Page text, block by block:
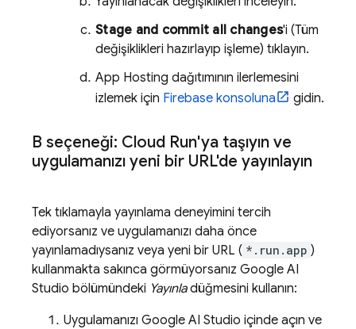
Stage and commit all changes'i (Tüm
değişiklikleri hazırlayıp işleme) tıklayın.
App Hosting dağıtımının ilerlemesini
izlemek için Firebase konsoluna gidin.
B seçeneği: Cloud Run'ya taşıyın ve
uygulamanızı yeni bir URL'de yayınlayın
Tek tıklamayla yayınlama deneyimini tercih
ediyorsanız ve uygulamanızı daha önce
yayınlamadıysanız veya yeni bir URL ( *.run.app )
kullanmakta sakınca görmüyorsanız Google AI
Studio bölümündeki Yayınladüğmesini kullanın:
Uygulamanızı Google AI Studio içinde açın ve